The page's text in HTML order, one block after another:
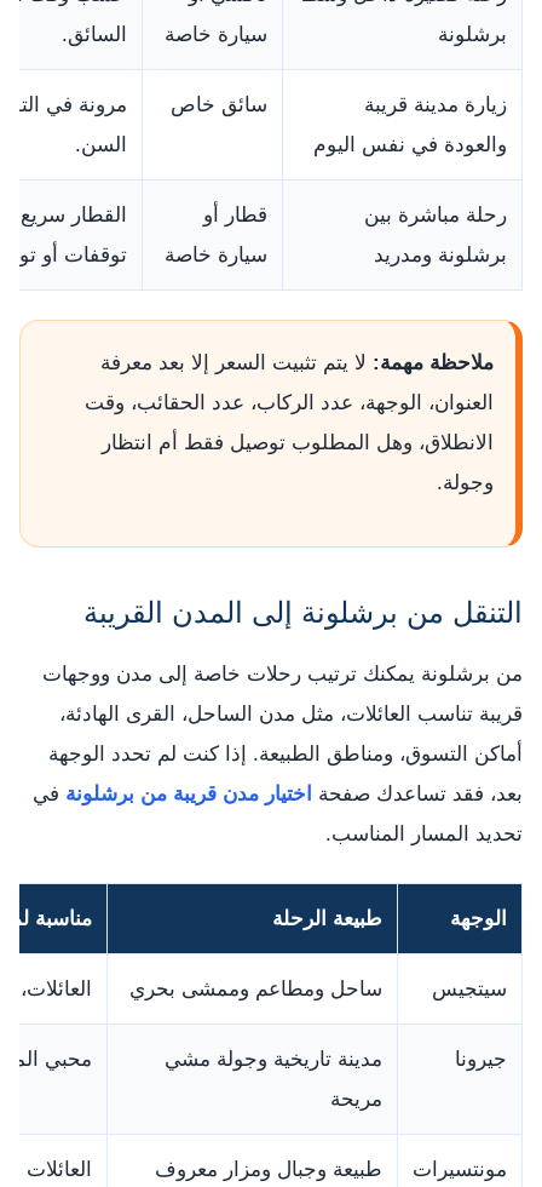
برشلونة
سيارة خاصة
السائق.
زيارة مدينة قريبة
والعودة في نفس اليوم
سائق خاص
مرونة في
السن.
رحلة مباشرة بين
برشلونة ومدريد
قطار أو
سيارة خاصة
القطار
توقفات أو
ملاحظة مهمة: لا يتم تثبيت السعر إلا بعد معرفة
العنوان، الوجهة، عدد الركاب، عدد الحقائب، وقت
الانطلاق، وهل المطلوب توصيل فقط أم انتظار
وجولة.
التنقل من برشلونة إلى المدن القريبة
من برشلونة يمكنك ترتيب رحلات خاصة إلى مدن ووجهات
قريبة تناسب العائلات، مثل مدن الساحل، القرى الهادئة،
أماكن التسوق، ومناطق الطبيعة. إذا كنت لم تحدد الوجهة
بعد، فقد تساعدك صفحة
اختيار مدن قريبة من برشلونة في
تحديد المسار المناسب.
الوجهة طبيعة الرحلة مناسبة
سيتجيس ساحل ومطاعم وممشى بحري
جيرونا
مدينة تاريخية وجولة مشي
مريحة
محبي
مونتسيرات طبيعة وجبال ومزار معروف العائلات